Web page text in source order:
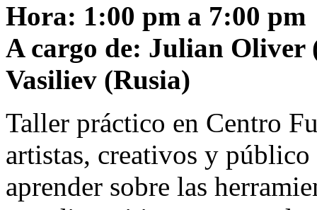
Hora: 1:00 pm a 7:00 pm
A cargo de: Julian Oliver
Vasiliev (Rusia)
Taller práctico en Centro
artistas, creativos y
aprender sobre las